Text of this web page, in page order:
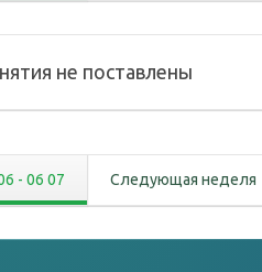
не поставлены
- 06 07 Следующая неделя